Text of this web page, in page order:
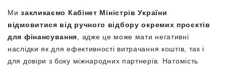
Мизакликаємо Кабінет Міністрів України
відмовитися від ручного відбору окремих проєктів
для фінансування , адже це може мати негативні
наслідки як для ефективності витрачання коштів, так і
для довіри з боку міжнародних партнерів. Натомість